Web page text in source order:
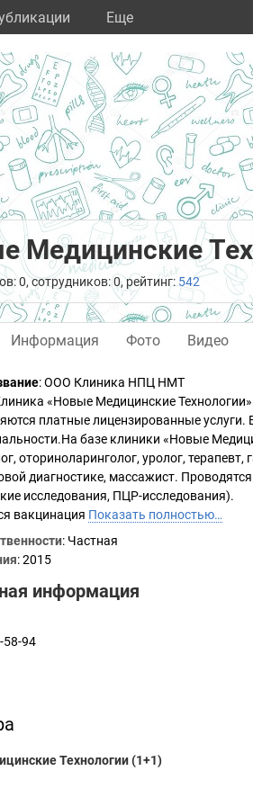
Eще
Медицинские
0, сотрудников: 0, рейтинг: 542
Информация Фото Видео
:ООО Клиника НПЦ НМТ
«Новые Медицинские
платные лицензированные
базе клиники «Новые
оториноларинголог, уролог, терапевт,
диагностике, массажист.
исследования, ПЦР-исследования).
вакцинация Показать полностью…
: Частная
:2015
информация
58-94
Технологии (1+1)